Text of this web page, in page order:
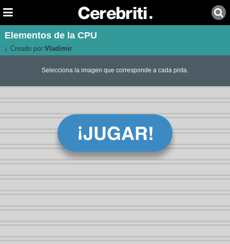
Elementos de la CPU
Creado por:Vladimir
Selecciona la imagen que corresponde a cada pista.